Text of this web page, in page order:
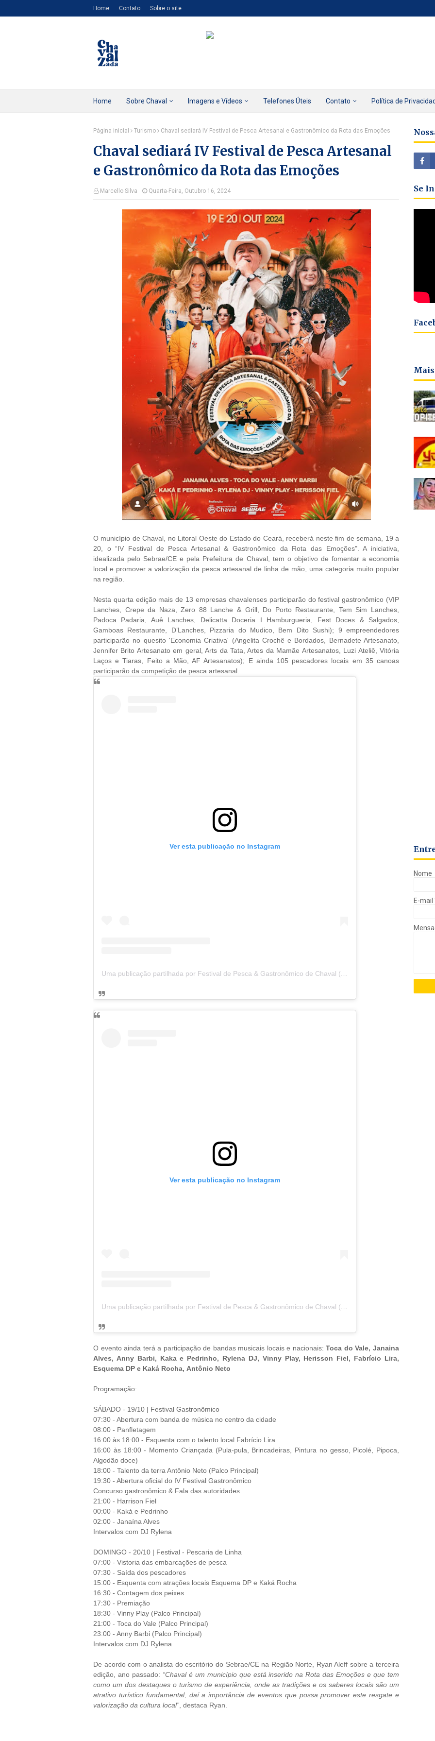
Home Contato Sobre o site
Home Sobre Chaval Imagens e Vídeos Telefones Úteis Contato Política de
Página inicial Turismo Chaval sediará IV Festival de Pesca Artesanal e Gastronômico da Rota das Emoções
Chaval sediará IV Festival de Pesca Artesanal
e Gastronômico da Rota das Emoções
Marcello Silva Quarta-Feira, Outubro 16, 2024
O município de Chaval, no Litoral Oeste do Estado do Ceará, receberá neste fim de semana, 19 a
20, o “IV Festival de Pesca Artesanal & Gastronômico da Rota das Emoções". A iniciativa,
idealizada pelo Sebrae/CE e pela Prefeitura de Chaval, tem o objetivo de fomentar a economia
local e promover a valorização da pesca artesanal de linha de mão, uma categoria muito popular
na região.
Nesta quarta edição mais de 13 empresas chavalenses participarão do festival gastronômico (VIP
Lanches, Crepe da Naza, Zero 88 Lanche & Grill, Do Porto Restaurante, Tem Sim Lanches,
Padoca Padaria, Auê Lanches, Delicatta Doceria I Hamburgueria, Fest Doces & Salgados,
Gamboas Restaurante, D’Lanches, Pizzaria do Mudico, Bem Dito Sushi); 9 empreendedores
participarão no quesito 'Economia Criativa' (Angelita Crochê e Bordados, Bernadete Artesanato,
Jennifer Brito Artesanato em geral, Arts da Tata, Artes da Mamãe Artesanatos, Luzi Ateliê, Vitória
Laços e Tiaras, Feito a Mão, AF Artesanatos); E ainda 105 pescadores locais em 35 canoas
participarão da competição de pesca artesanal.
Ver esta publicação no Instagram
Uma publicação partilhada por Festival de Pesca & Gastronômico de Chaval (@festivalchaval)
Ver esta publicação no Instagram
Uma publicação partilhada por Festival de Pesca & Gastronômico de Chaval (@festivalchaval)
O evento ainda terá a participação de bandas musicais locais e nacionais:Toca do Vale, Janaina
Alves, Anny Barbi, Kaka e Pedrinho, Rylena DJ, Vinny Play, Herisson Fiel, Fabrício Lira,
Esquema DP e Kaká Rocha, Antônio Neto
Programação:
SÁBADO - 19/10 | Festival Gastronômico
07:30 - Abertura com banda de música no centro da cidade
08:00 - Panfletagem
16:00 às 18:00 - Esquenta com o talento local Fabrício Lira
16:00 às 18:00 - Momento Criançada (Pula-pula, Brincadeiras, Pintura no gesso, Picolé, Pipoca,
Algodão doce)
18:00 - Talento da terra Antônio Neto (Palco Principal)
19:30 - Abertura oficial do IV Festival Gastronômico
Concurso gastronômico & Fala das autoridades
21:00 - Harrison Fiel
00:00 - Kaká e Pedrinho
02:00 - Janaína Alves
Intervalos com DJ Rylena
DOMINGO - 20/10 | Festival - Pescaria de Linha
07:00 - Vistoria das embarcações de pesca
07:30 - Saída dos pescadores
15:00 - Esquenta com atrações locais Esquema DP e Kaká Rocha
16:30 - Contagem dos peixes
17:30 - Premiação
18:30 - Vinny Play (Palco Principal)
21:00 - Toca do Vale (Palco Principal)
23:00 - Anny Barbi (Palco Principal)
Intervalos com DJ Rylena
De acordo com o analista do escritório do Sebrae/CE na Região Norte, Ryan Aleff sobre a terceira
edição, ano passado: “Chaval é um município que está inserido na Rota das Emoções e que tem
como um dos destaques o turismo de experiência, onde as tradições e os saberes locais são um
atrativo turístico fundamental, daí a importância de eventos que possa promover este resgate e
valorização da cultura local” , destaca Ryan.
Se
Nome
E-mail